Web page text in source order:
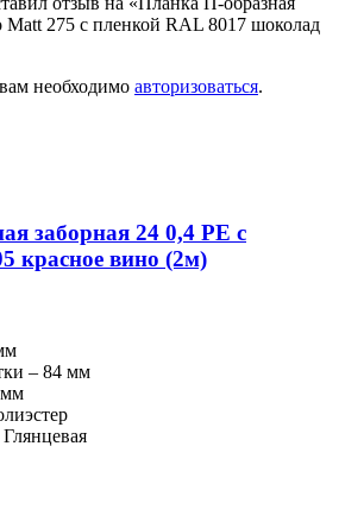
Matt 275 с пленкой RAL 8017 шоколад
необходимо авторизоваться.
заборная 24 0,4 PE с
красное вино (2м)
– 84 мм